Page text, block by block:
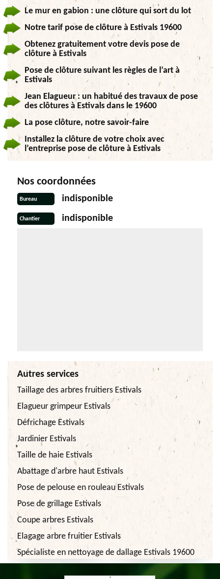
Le mur en gabion : une clôture qui sort du lot
Notre tarif pose de clôture à Estivals 19600
Obtenez gratuitement votre devis pose de
clôture à Estivals
Pose de clôture suivant les règles de l’art à
Estivals
Jean Elagueur : un habitué des travaux de pose
des clôtures à Estivals dans le 19600
La pose clôture, notre savoir-faire
Installez la clôture de votre choix avec
l’entreprise pose de clôture à Estivals
Nos coordonnées
Bureau indisponible
Chantier indisponible
Autres services
Taillage des arbres fruitiers Estivals
Elagueur grimpeur Estivals
Défrichage Estivals
Jardinier Estivals
Taille de haie Estivals
Abattage d'arbre haut Estivals
Pose de pelouse en rouleau Estivals
Pose de grillage Estivals
Coupe arbres Estivals
Elagage arbre fruitier Estivals
Spécialiste en nettoyage de dallage Estivals 19600